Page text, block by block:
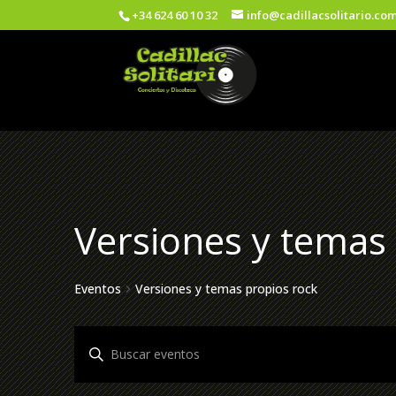
+34 624 60 10 32
Versiones y
Eventos Versiones y temas propios rock
Navegación
de
Introduce